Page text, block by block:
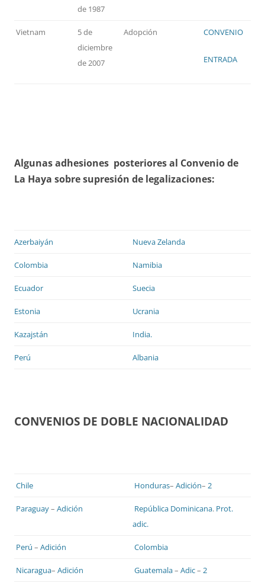
de 1987
Vietnam
5 de
diciembre
de 2007
Adopción CONVENIO
ENTRADA
Algunas adhesiones posteriores al Convenio de
La Haya sobre supresión de legalizaciones:
Azerbaiyán Nueva Zelanda
Colombia Namibia
Ecuador Suecia
Estonia Ucrania
Kazajstán India.
Perú Albania
CONVENIOS DE DOBLE NACIONALIDAD
Chile Honduras– Adición– 2
Paraguay– Adición República Dominicana. Prot.
adic.
Perú – Adición Colombia
Nicaragua– Adición Guatemala– Adic– 2